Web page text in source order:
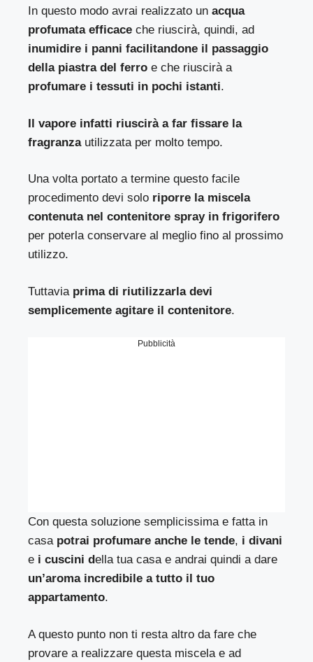
In questo modo avrai realizzato un acqua
profumata efficace che riuscirà, quindi, ad
inumidire i panni facilitandone il passaggio
della piastra del ferro e che riuscirà a
profumare i tessuti in pochi istanti.
Il vapore infatti riuscirà a far fissare la
fragranzautilizzata per molto tempo.
Una volta portato a termine questo facile
procedimento devi solo riporre la miscela
contenuta nel contenitore spray in frigorifero
per poterla conservare al meglio fino al prossimo
utilizzo.
Tuttavia prima di riutilizzarla devi
semplicemente agitare il contenitore.
Pubblicità
Con questa soluzione semplicissima e fatta in
casa potrai profumare anche le tende, i divani
e i cuscini della tua casa e andrai quindi a dare
un’aroma incredibile a tutto il tuo
appartamento.
A questo punto non ti resta altro da fare che
provare a realizzare questa miscela e ad